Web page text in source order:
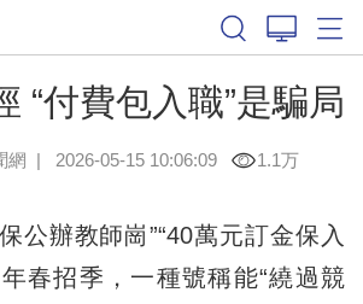
“付費包入職”是騙局
網 | 2026-05-15 10:06:09 1.1万
辦教師崗”“40萬元訂金保入
春招季，一種號稱能“繞過競